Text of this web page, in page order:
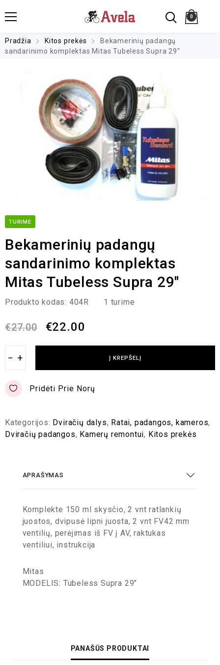
0
Pradžia Kitos prekės
Bekamerinių padangų
sandarinimo komplektas Mitas Tubeless Supra 29″
TURIME
Bekamerinių padangų
sandarinimo komplektas
Mitas Tubeless Supra 29″
Produkto kodas: 404R 1 turime
€27.00 €22.00
− + Į KREPŠELĮ
Pridėti Prie Norų
Kategorijos: Dviračių dalys, Ratai, padangos, kameros,
Dviračių padangos, Kamerų remontui, Kitos prekės
APRAŠYMAS
Komplekte 150 ml skysčio, 2 vnt ratlankių
juostos, dvipusė lipni juosta, 2 vnt FV42 mm
ventilių, perėjimas iš FV į AV, raktukas
ventiliui, instrukcija
Mitas
MODELIS: Tubeless Supra 29″
PANAŠŪS PRODUKTAI